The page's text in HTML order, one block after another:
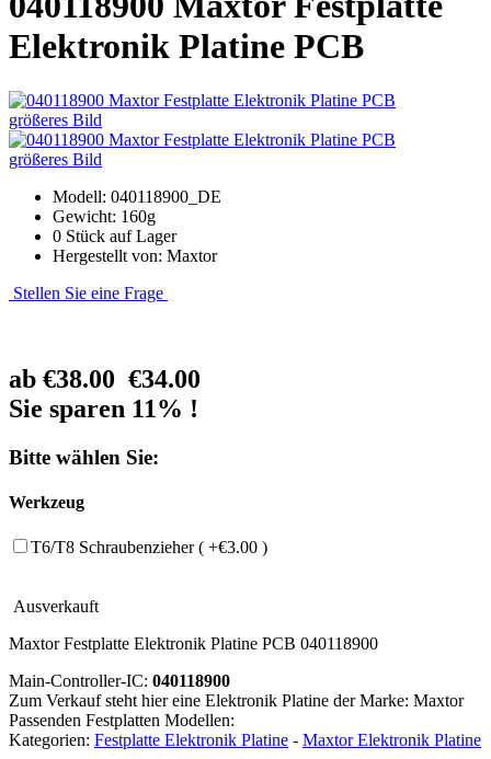
Elektronik Platine PCB
größeres Bild
größeres Bild
Modell: 040118900_DE
Gewicht: 160g
0 Stück auf Lager
Hergestellt von: Maxtor
Stellen Sie eine Frage
ab €38.00 €34.00
Sie sparen 11% !
Bitte wählen Sie:
Werkzeug
T6/T8 Schraubenzieher ( +€3.00 )
Ausverkauft
Maxtor Festplatte Elektronik Platine PCB 040118900
Main-Controller-IC: 040118900
Zum Verkauf steht hier eine Elektronik Platine der Marke: Maxtor
Passenden Festplatten Modellen:
Kategorien: Festplatte Elektronik Platine - Maxtor Elektronik Platine